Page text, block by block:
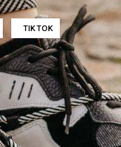
TIKTOK